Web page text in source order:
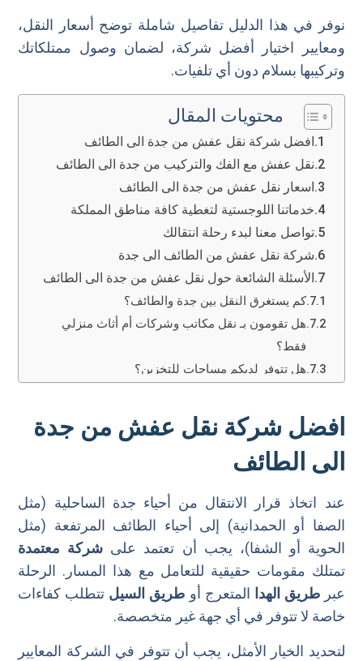
نوفر في هذا الدليل تفاصيل شاملة توضح أسعار النقل،
ومعايير اختيار أفضل شركة، لضمان وصول ممتلكاتك
وتركيبها بسلام دون أي تلفيات.
محتويات المقال
افضل شركة نقل عفش من جدة الى الطائف
نقل عفش مع الفك والتركيب من جدة الى الطائف
اسعار نقل عفش من جدة الى الطائف
خدماتنا اللوجستية لتغطية كافة مناطق المملكة
تواصل معنا لبدء رحلة انتقالك
شركة نقل عفش من الطائف الى جدة
الأسئلة الشائعة حول نقل عفش من جدة الى الطائف
كم يستغرق النقل بين جدة والطائف؟
هل تقومون بـ نقل مكاتب وشركات أم أثاث منزلي
فقط؟
هل تتوفر لديكم مساحات للتخزين؟
افضل شركة نقل عفش من جدة
الى الطائف
عند اتخاذ قرار الانتقال من أحياء جدة الساحلية (مثل
الصفا أو الحمدانية) إلى أحياء الطائف المرتفعة (مثل
الحوية أو الشفا)، يجب أن تعتمد على شركة معتمدة
تمتلك مقومات حقيقية للتعامل مع هذا المسار. الرحلة
عبرطريق الهدا المتعرج أو طريق السيل تتطلب كفاءات
خاصة لا تتوفر في أي جهة غير متخصصة.
لتحديد الخيار الأمثل، يجب أن تتوفر في الشركة المعايير